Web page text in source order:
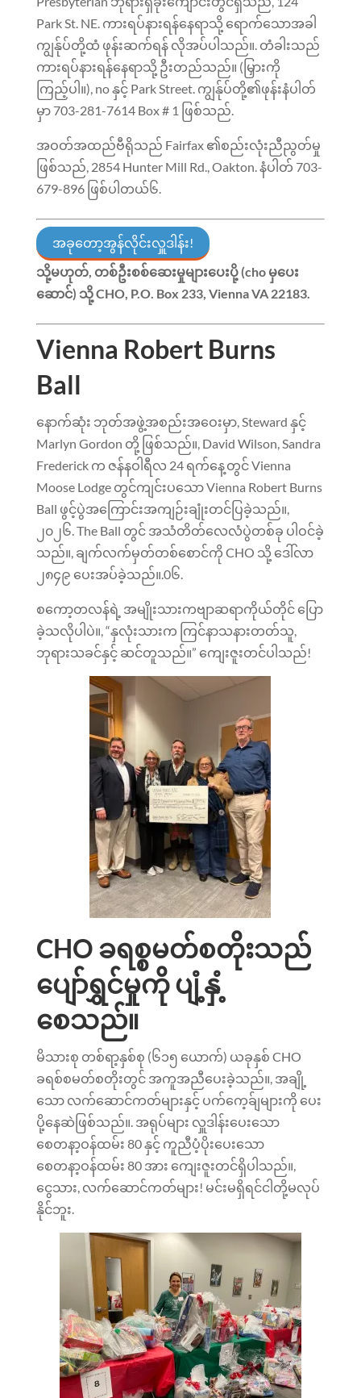
Park St. NE. ကားရပ်နားရန်နေရာသို့ ရောက်သောအခါ
ကျွန်ုပ်တို့ထံ ဖုန်းဆက်ရန် လိုအပ်ပါသည်။. တံခါးသည်
ကားရပ်နားရန်နေရာသို့ ဦးတည်သည်။ (မြှားကို
ကြည့်ပါ။), no နှင့် Park Street. ကျွန်ုပ်တို့၏ဖုန်းနံပါတ်
မှာ 703-281-7614 Box # 1 ဖြစ်သည်.
အဝတ်အထည်ဗီရိုသည် Fairfax ၏စည်းလုံးညီညွတ်မှု
ဖြစ်သည်, 2854 Hunter Mill Rd., Oakton. နံပါတ် 703-
679-896 ဖြစ်ပါတယ်၆.
အခုတော့အွန်လိုင်းလှူဒါန်း!
သို့မဟုတ်, တစ်ဦးစစ်ဆေးမှုများပေးပို့ (cho မှပေး
ဆောင်) သို့CHO, P.O. Box 233, Vienna VA 22183.
Vienna Robert Burns
Ball
နောက်ဆုံး ဘုတ်အဖွဲ့အစည်းအဝေးမှာ, Steward နှင့်
Marlyn Gordon တို့ ဖြစ်သည်။, David Wilson, Sandra
Frederick က ဇန်နဝါရီလ 24 ရက်နေ့တွင် Vienna
Moose Lodge တွင်ကျင်းပသော Vienna Robert Burns
Ball ဖွင့်ပွဲအကြောင်းအကျဉ်းချုံးတင်ပြခဲ့သည်။,
၂၀၂၆. The Ball တွင် အသံတိတ်လေလံပွဲတစ်ခု ပါဝင်ခဲ့
သည်။, ချက်လက်မှတ်တစ်စောင်ကို CHO သို့ ဒေါ်လာ
၂၈၄၉ ပေးအပ်ခဲ့သည်။.0၆.
စကော့တလန်ရဲ့ အမျိုးသားကဗျာဆရာကိုယ်တိုင် ပြော
ခဲ့သလိုပါပဲ။, “နှလုံးသားက ကြင်နာသနားတတ်သူ,
ဘုရားသခင်နှင့် ဆင်တူသည်။” ကျေးဇူးတင်ပါသည်!
CHO ခရစ္စမတ်စတိုးသည်
ပျော်ရွှင်မှုကို ပျံ့နှံ့
စေသည်။
မိသားစု တစ်ရာ့နှစ်စု (၆၁၅ ယောက်) ယခုနှစ် CHO
ခရစ်စမတ်စတိုးတွင် အကူအညီပေးခဲ့သည်။, အချို့
သော လက်ဆောင်ကတ်များနှင့် ပက်ကေ့ခ်ျများကို ပေး
ပို့နေဆဲဖြစ်သည်။. အရုပ်များ လှူဒါန်းပေးသော
စေတနာ့ဝန်ထမ်း 80 နှင့် ကူညီပံ့ပိုးပေးသော
စေတနာ့ဝန်ထမ်း 80 အား ကျေးဇူးတင်ရှိပါသည်။,
ငွေသား, လက်ဆောင်ကတ်များ! မင်းမရှိရင်ငါတို့မလုပ်
နိုင်ဘူး.